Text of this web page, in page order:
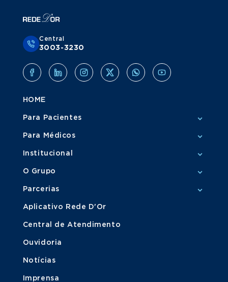
Central
3003-3230
HOME
Para Pacientes
Para Médicos
Institucional
O Grupo
Parcerias
Aplicativo Rede D'Or
Central de Atendimento
Ouvidoria
Notícias
Imprensa